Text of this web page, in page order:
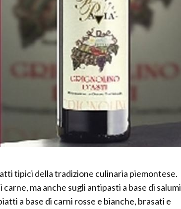
tipici della tradizione culinaria piemontese.
ma anche sugli antipasti a base di salumi
a base di carni rosse e bianche, brasati e